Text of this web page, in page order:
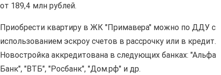
от 189,4 млн рублей.
Приобрести квартиру в ЖК "Примавера" можно по ДДУ с
использованием эскроу счетов в рассрочку или в кредит.
Новостройка аккредитована в следующих банках: "Альфа
Банк", "ВТБ", "Росбанк", "Дом.рф" и др.